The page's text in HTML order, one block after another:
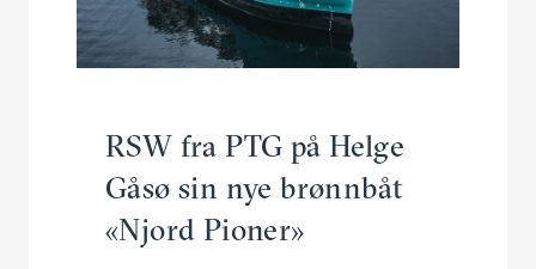
RSW fra PTG på Helge
Gåsø sin nye brønnbåt
«Njord Pioner»